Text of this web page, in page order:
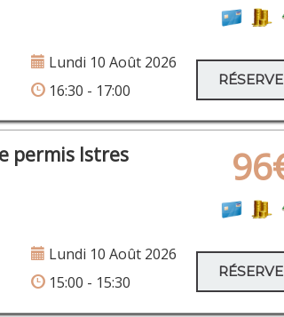
Lundi 10 Août 2026
16:30 - 17:00
permis Istres
Lundi 10 Août 2026
15:00 - 15:30